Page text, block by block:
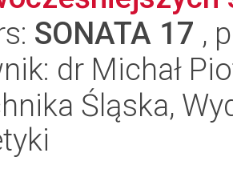
SONATA 17 ,
dr Michał
Śląska,